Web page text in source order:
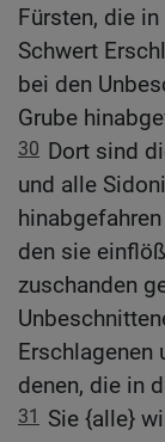
Fürsten, die
Schwert
bei den
Grube
30 Dort sind
und alle
den sie
zuschanden
Erschlagenen
denen, die in
31 Sie {alle}